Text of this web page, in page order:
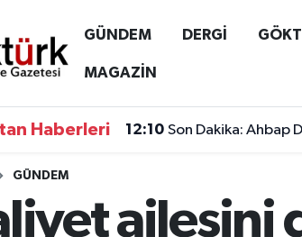
GÜNDEM DERGİ
MAGAZİN
Haberleri 12:10 Son Dakika: Ahbap
GÜNDEM
ailesini
Durumu